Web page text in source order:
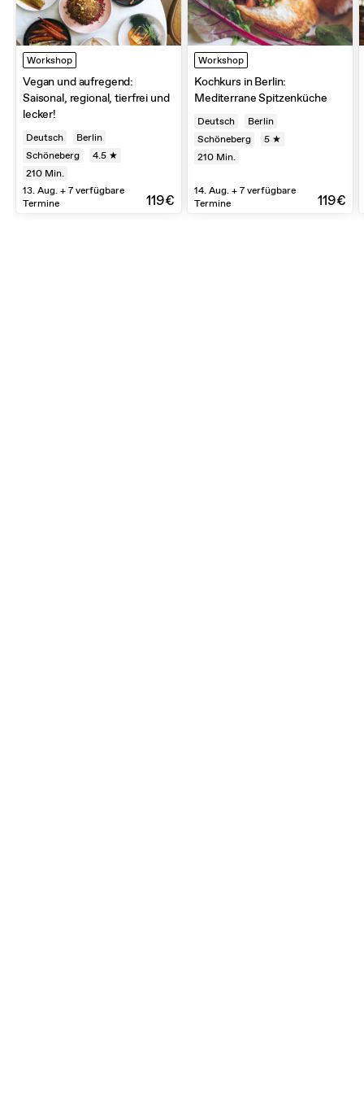
Workshop
Vegan und aufregend:
Saisonal, regional, tierfrei und
lecker!
Deutsch
Berlin
Schöneberg
4.5 ★
210 Min.
13. Aug. + 7 verfügbare
Termine
119€
Workshop
Kochkurs in Berlin:
Mediterrane Spitzenküche
Deutsch
Berlin
Schöneberg
5 ★
210 Min.
14. Aug. + 7 verfügbare
Termine
119€